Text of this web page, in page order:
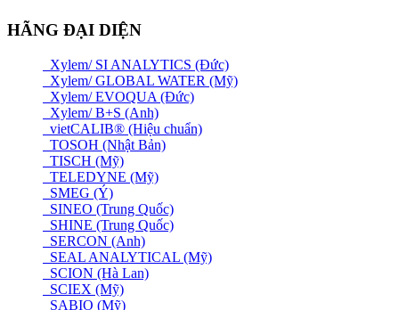
HÃNG ĐẠI DIỆN
Xylem/ SI ANALYTICS (Đức)
Xylem/ GLOBAL WATER (Mỹ)
Xylem/ EVOQUA (Đức)
Xylem/ B+S (Anh)
vietCALIB® (Hiệu chuẩn)
TOSOH (Nhật Bản)
TISCH (Mỹ)
TELEDYNE (Mỹ)
SMEG (Ý)
SINEO (Trung Quốc)
SHINE (Trung Quốc)
SERCON (Anh)
SEAL ANALYTICAL (Mỹ)
SCION (Hà Lan)
SCIEX (Mỹ)
SABIO (Mỹ)